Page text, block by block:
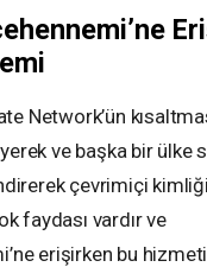
Network’ün
ve başka bir ülke
çevrimiçi
faydası vardır ve
erişirken bu